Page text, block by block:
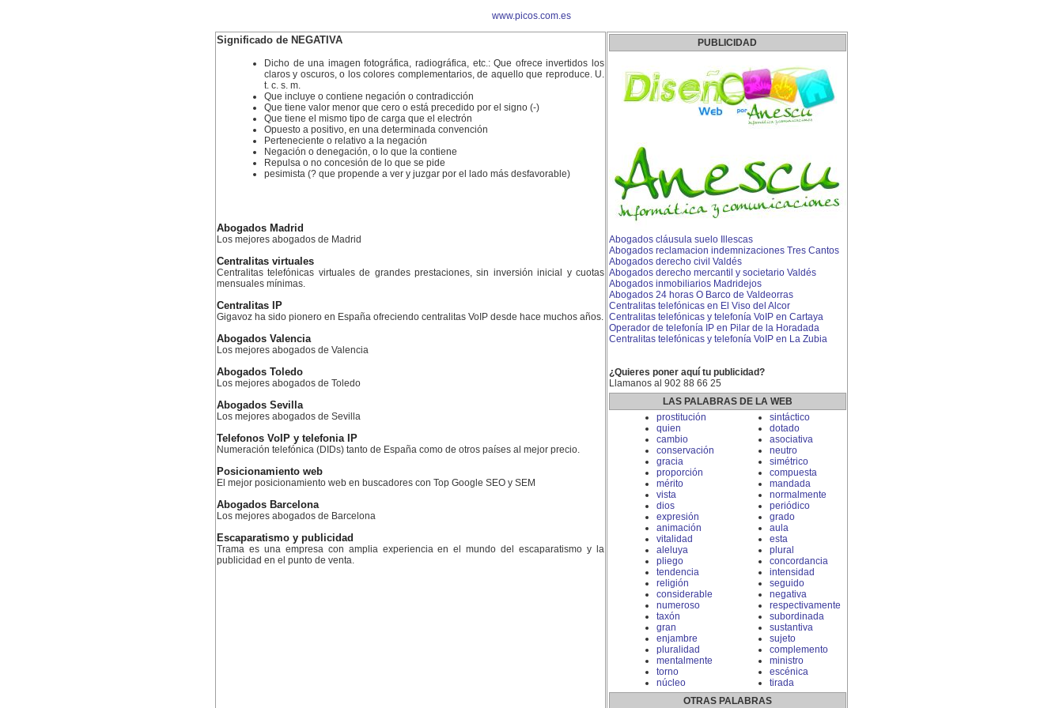
www.picos.com.es
Significado de NEGATIVA
Dicho de una imagen fotográfica, radiográfica, etc.: Que ofrece invertidos los
claros y oscuros, o los colores complementarios, de aquello que reproduce. U.
t. c. s. m.
Que incluye o contiene negación o contradicción
Que tiene valor menor que cero o está precedido por el signo (-)
Que tiene el mismo tipo de carga que el electrón
Opuesto a positivo, en una determinada convención
Perteneciente o relativo a la negación
Negación o denegación, o lo que la contiene
Repulsa o no concesión de lo que se pide
pesimista (? que propende a ver y juzgar por el lado más desfavorable)
Abogados Madrid
Los mejores abogados de Madrid
Centralitas virtuales
Centralitas telefónicas virtuales de grandes prestaciones, sin inversión inicial y cuotas
mensuales mínimas.
Centralitas IP
Gigavoz ha sido pionero en España ofreciendo centralitas VoIP desde hace muchos años.
Abogados Valencia
Los mejores abogados de Valencia
Abogados Toledo
Los mejores abogados de Toledo
Abogados Sevilla
Los mejores abogados de Sevilla
Telefonos VoIP y telefonia IP
Numeración telefónica (DIDs) tanto de España como de otros países al mejor precio.
Posicionamiento web
El mejor posicionamiento web en buscadores con Top Google SEO y SEM
Abogados Barcelona
Los mejores abogados de Barcelona
Escaparatismo y publicidad
Trama es una empresa con amplia experiencia en el mundo del escaparatismo y la
publicidad en el punto de venta.
PUBLICIDAD
Abogados cláusula suelo Illescas
Abogados reclamacion indemnizaciones Tres Cantos
Abogados derecho civil Valdés
Abogados derecho mercantil y societario Valdés
Abogados inmobiliarios Madridejos
Abogados 24 horas O Barco de Valdeorras
Centralitas telefónicas en El Viso del Alcor
Centralitas telefónicas y telefonía VoIP en Cartaya
Operador de telefonía IP en Pilar de la Horadada
Centralitas telefónicas y telefonía VoIP en La Zubia
¿Quieres poner aquí tu publicidad?
Llamanos al 902 88 66 25
LAS PALABRAS DE LA WEB
prostitución
quien
cambio
conservación
gracia
proporción
mérito
vista
dios
expresión
animación
vitalidad
aleluya
pliego
tendencia
religión
considerable
numeroso
taxón
gran
enjambre
pluralidad
mentalmente
torno
núcleo
sintáctico
dotado
asociativa
neutro
simétrico
compuesta
mandada
normalmente
periódico
grado
aula
esta
plural
concordancia
intensidad
seguido
negativa
respectivamente
subordinada
sustantiva
sujeto
complemento
ministro
escénica
tirada
OTRAS PALABRAS